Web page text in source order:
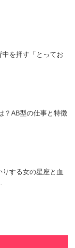
を押す「とってお
？AB型の仕事と特徴
する女の星座と血